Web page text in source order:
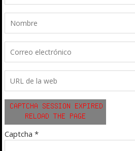
Captcha *